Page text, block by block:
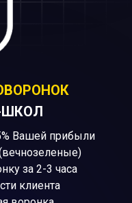
ШКОЛ
Вашей прибыли
за 2-3 часа
клиента